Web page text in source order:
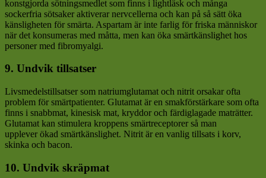
konstgjorda sötningsmedlet som finns i lightläsk och många
sockerfria sötsaker aktiverar nervcellerna och kan på så sätt öka
känsligheten för smärta. Aspartam är inte farlig för friska människor
när det konsumeras med måtta, men kan öka smärtkänslighet hos
personer med fibromyalgi.
9. Undvik tillsatser
Livsmedelstillsatser som natriumglutamat och nitrit orsakar ofta
problem för smärtpatienter. Glutamat är en smakförstärkare som ofta
finns i snabbmat, kinesisk mat, kryddor och färdiglagade maträtter.
Glutamat kan stimulera kroppens smärtreceptorer så man
upplever ökad smärtkänslighet. Nitrit är en vanlig tillsats i korv,
skinka och bacon.
10. Undvik skräpmat